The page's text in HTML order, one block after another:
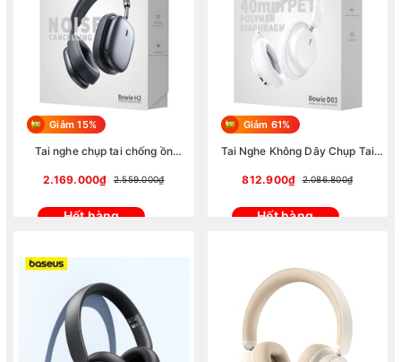
Hết hàng
Giảm 15%
Tai nghe chụp tai chống ồn
Cancelling Wireless Headphone
2.169.000₫ 2.559.000₫
Hết hàng
Giảm 61%
Tai Nghe Không Dây Chụp Tai
Headphones (Bluetooth 5.3, 30
812.900₫ 2.086.800₫